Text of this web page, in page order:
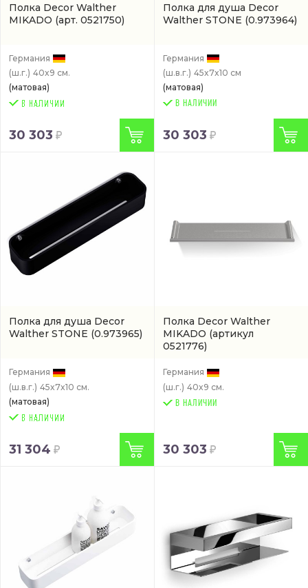
Полка Decor Walther
MIKADO (арт. 0521750)
Германия
(ш.г.) 40x9 см.
(матовая)
30 303
Полка для душа Decor
Walther STONE (0.973964)
Германия
(ш.в.г.) 45x7x10 см
(матовая)
В НАЛИЧИИ
30 303
Полка для душа Decor
Walther STONE (0.973965)
Германия
(ш.в.г.) 45x7x10 см.
(матовая)
31 304
Полка Decor Walther
MIKADO (артикул
0521776)
Германия
(ш.г.) 40x9 см.
В НАЛИЧИИ
30 303